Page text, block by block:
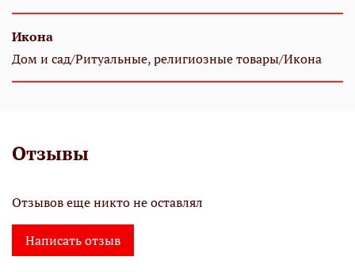
Икона
Дом и сад/Ритуальные, религиозные товары/Икона
Отзывы
Отзывов еще никто не оставлял
Написать отзыв